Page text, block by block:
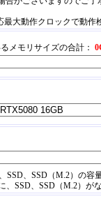
大動作クロックで動作
メモリサイズの合計： 0
、SSD（M.2）の容
、SSD、SSD（M.2）